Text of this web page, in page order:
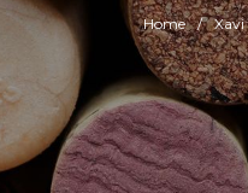
Home Xavi